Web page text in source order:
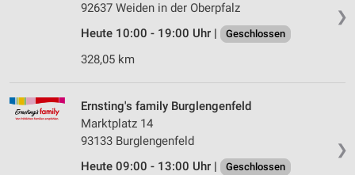
❯
92637 Weiden in der Oberpfalz
Heute 10:00 - 19:00 Uhr |
Geschlossen
328,05 km
❯
Ernsting's family Burglengenfeld
Marktplatz 14
93133 Burglengenfeld
Heute 09:00 - 13:00 Uhr |
Geschlossen